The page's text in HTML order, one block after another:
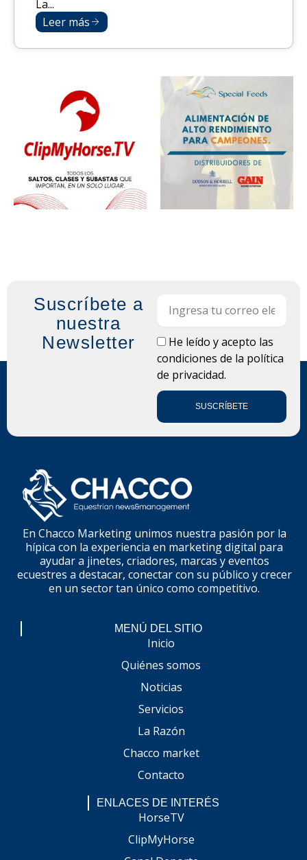
La...
Leer más
Suscríbete a
nuestra
Newsletter
LOPDHe leído y acepto las
condiciones de la política
de privacidad.
SUSCRÍBETE
En Chacco Marketing unimos nuestra pasión por la
hípica con la experiencia en marketing digital para
ayudar a jinetes, criadores, marcas y eventos
ecuestres a destacar, conectar con su público y crecer
en un sector tan único como competitivo.
MENÚ DEL SITIO
Inicio
Quiénes somos
Noticias
Servicios
La Razón
Chacco market
Contacto
ENLACES DE INTERÉS
HorseTV
ClipMyHorse